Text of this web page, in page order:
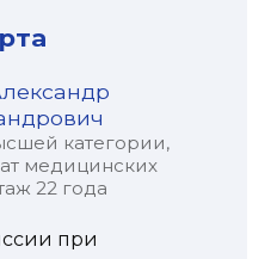
категории,
медицинских
22 года
при